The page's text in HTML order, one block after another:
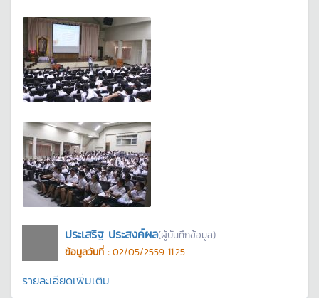
ประเสริฐ ประสงค์ผล(ผู้บันทึกข้อมูล)
ข้อมูลวันที่ : 02/05/2559 11:25
รายละเอียดเพิ่มเติม